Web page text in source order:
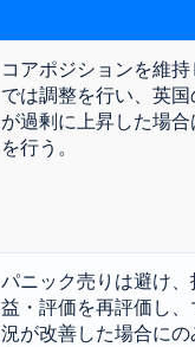
コアポジションを維
では調整を行い、英
が過剰に上昇した場
を行う。
パニック売りは避け、
益・評価を再評価し
況が改善した場合に